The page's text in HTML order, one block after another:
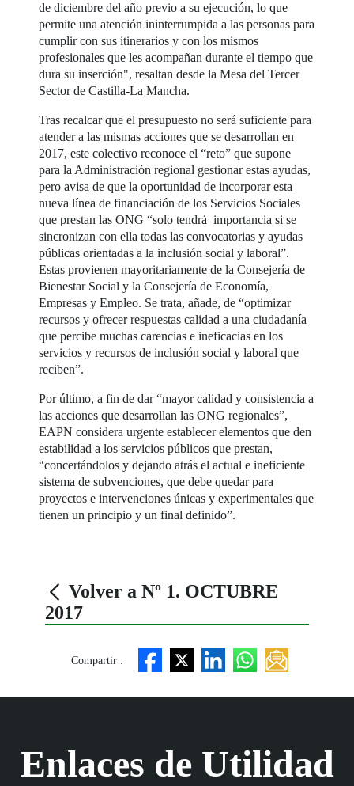
de diciembre del año previo a su ejecución, lo que
permite una atención ininterrumpida a las personas para
cumplir con sus itinerarios y con los mismos
profesionales que les acompañan durante el tiempo que
dura su inserción", resaltan desde la Mesa del Tercer
Sector de Castilla-La Mancha.
Tras recalcar que el presupuesto no será suficiente para
atender a las mismas acciones que se desarrollan en
2017, este colectivo reconoce el “reto” que supone
para la Administración regional gestionar estas ayudas,
pero avisa de que la oportunidad de incorporar esta
nueva línea de financiación de los Servicios Sociales
que prestan las ONG “solo tendrá importancia si se
sincronizan con ella todas las convocatorias y ayudas
públicas orientadas a la inclusión social y laboral”.
Estas provienen mayoritariamente de la Consejería de
Bienestar Social y la Consejería de Economía,
Empresas y Empleo. Se trata, añade, de “optimizar
recursos y ofrecer respuestas calidad a una ciudadanía
que percibe muchas carencias e ineficacias en los
servicios y recursos de inclusión social y laboral que
reciben”.
Por último, a fin de dar “mayor calidad y consistencia a
las acciones que desarrollan las ONG regionales”,
EAPN considera urgente establecer elementos que den
estabilidad a los servicios públicos que prestan,
“concertándolos y dejando atrás el actual e ineficiente
sistema de subvenciones, que debe quedar para
proyectos e intervenciones únicas y experimentales que
tienen un principio y un final definido”.
Volver a Nº 1. OCTUBRE
2017
Compartir :
Enlaces de Utilidad